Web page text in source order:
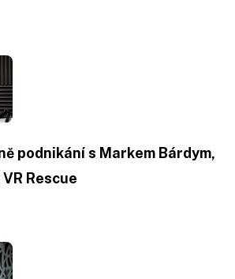
podnikání s Markem Bárdym,
Rescue